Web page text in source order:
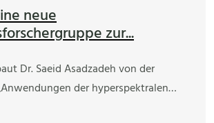
neue
zur...
Dr. Saeid Asadzadeh von der
der hyperspektralen…